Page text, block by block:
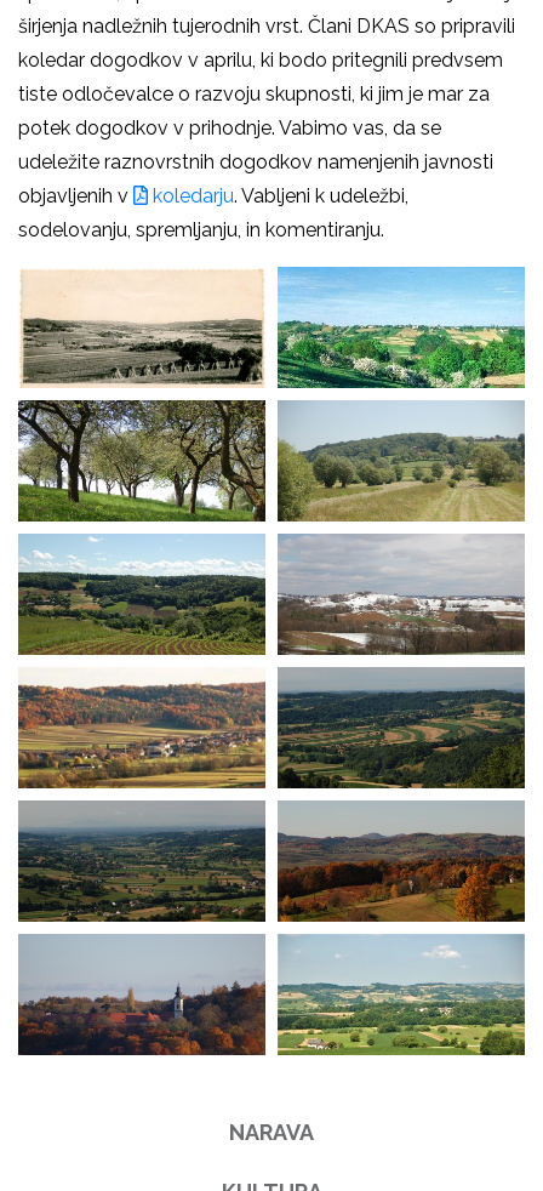
širjenja nadležnih tujerodnih vrst. Člani DKAS so pripravili
koledar dogodkov v aprilu, ki bodo pritegnili predvsem
tiste odločevalce o razvoju skupnosti, ki jim je mar za
potek dogodkov v prihodnje. Vabimo vas, da se
udeležite raznovrstnih dogodkov namenjenih javnosti
objavljenih v
koledarju. Vabljeni k udeležbi,
sodelovanju, spremljanju, in komentiranju.
NARAVA